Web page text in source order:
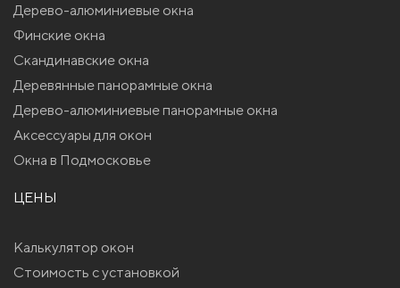
Дерево-алюминиевые окна
Финские окна
Скандинавские окна
Деревянные панорамные окна
Дерево-алюминиевые панорамные окна
Аксессуары для окон
Окна в Подмосковье
ЦЕНЫ
Калькулятор окон
Стоимость с установкой